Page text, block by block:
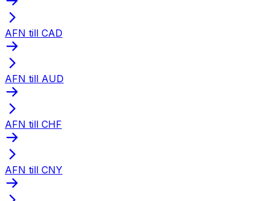
AFN till CAD
AFN till AUD
AFN till CHF
AFN till CNY